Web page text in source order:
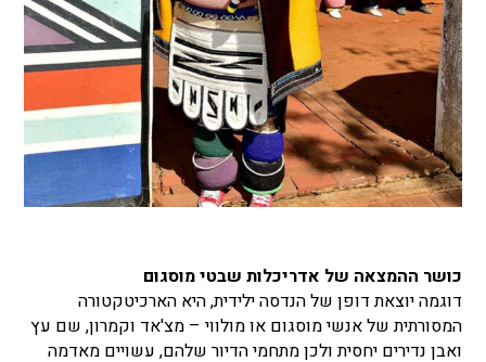
כושר ההמצאה של אדריכלות שבטי מוסגום
דוגמה יוצאת דופן של הנדסה ילידית, היא הארכיטקטורה
המסורתית של אנשי מוסגום או מולווי – מצ'אד וקמרון, שם עץ
ואבן נדירים יחסית ולכן מתחמי הדיור שלהם, עשויים מאדמה